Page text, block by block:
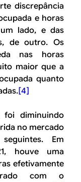
discrepância
e horas
lado, e das
de outro. Os
nas horas
maior que a
quanto
[4]
foi diminuindo
no mercado
Em
houve uma
efetivamente
com o